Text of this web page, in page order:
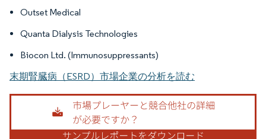
Outset Medical
Quanta Dialysis Technologies
Biocon Ltd. (Immunosuppressants)
末期腎臓病（ESRD）市場企業の分析を読む